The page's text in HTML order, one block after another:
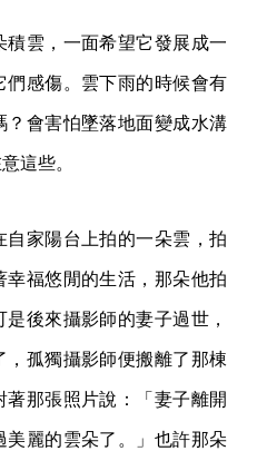
雲，一面希望它發展成一
們感傷。雲下雨的時候會有
會害怕墜落地面變成水溝
這些。
家陽台上拍的一朵雲，拍
福悠閒的生活，那朵他拍
後來攝影師的妻子過世，
孤獨攝影師便搬離了那棟
那張照片說：「妻子離開
美麗的雲朵了。」也許那朵